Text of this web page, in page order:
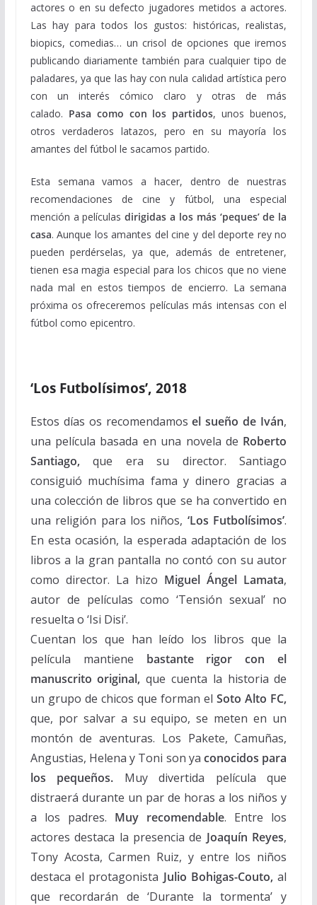
actores o en su defecto jugadores metidos a actores.
Las hay para todos los gustos: históricas, realistas,
biopics, comedias… un crisol de opciones que iremos
publicando diariamente también para cualquier tipo de
paladares, ya que las hay con nula calidad artística pero
con un interés cómico claro y otras de más
calado. Pasa como con los partidos, unos buenos,
otros verdaderos latazos, pero en su mayoría los
amantes del fútbol le sacamos partido.
Esta semana vamos a hacer, dentro de nuestras
recomendaciones de cine y fútbol, una especial
mención a películasdirigidas a los más ‘peques’ de la
casa. Aunque los amantes del cine y del deporte rey no
pueden perdérselas, ya que, además de entretener,
tienen esa magia especial para los chicos que no viene
nada mal en estos tiempos de encierro. La semana
próxima os ofreceremos películas más intensas con el
fútbol como epicentro.
‘Los Futbolísimos’, 2018
Estos días os recomendamosel sueño de Iván,
una película basada en una novela de Roberto
Santiago,que era su director. Santiago
consiguió muchísima fama y dinero gracias a
una colección de libros que se ha convertido en
una religión para los niños, ‘Los Futbolísimos’.
En esta ocasión, la esperada adaptación de los
libros a la gran pantalla no contó con su autor
como director. La hizo Miguel Ángel Lamata,
autor de películas como ‘Tensión sexual’ no
resuelta o ‘Isi Disi’.
Cuentan los que han leído los libros que la
película mantiene bastante rigor con el
manuscrito original, que cuenta la historia de
un grupo de chicos que forman elSoto Alto FC,
que, por salvar a su equipo, se meten en un
montón de aventuras. Los Pakete, Camuñas,
Angustias, Helena y Toni son yaconocidos para
los pequeños. Muy divertida película que
distraerá durante un par de horas a los niños y
a los padres. Muy recomendable. Entre los
actores destaca la presencia de Joaquín Reyes,
Tony Acosta, Carmen Ruiz, y entre los niños
destaca el protagonista Julio Bohigas-Couto, al
que recordarán de ‘Durante la tormenta’ y